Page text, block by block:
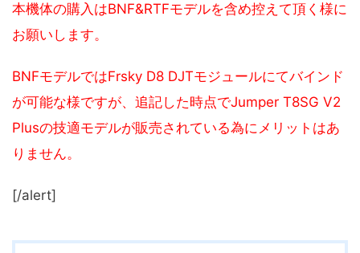
本機体の購入はBNF&RTFモデルを含め控えて頂く様に
お願いします。
BNFモデルではFrsky D8 DJTモジュールにてバインド
が可能な様ですが、追記した時点でJumper T8SG V2
Plusの技適モデルが販売されている為にメリットはあ
りません。
[/alert]